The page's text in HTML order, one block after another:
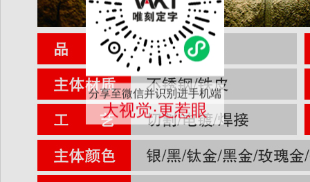
分享至微信并识别进手机端
大视觉·更惹眼